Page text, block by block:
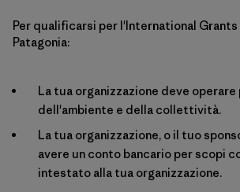
Per qualificarsi per l'International Grants
Patagonia:
La tua organizzazione deve operare
dell'ambiente e della collettività.
La tua organizzazione, o il tuo
avere un conto bancario per scopi
intestato alla tua organizzazione.